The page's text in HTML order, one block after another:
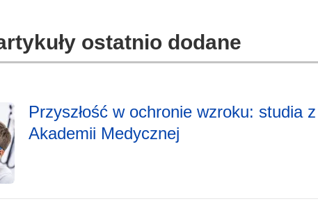
ostatnio dodane
Przyszłość w ochronie wzroku: studia
Akademii Medycznej